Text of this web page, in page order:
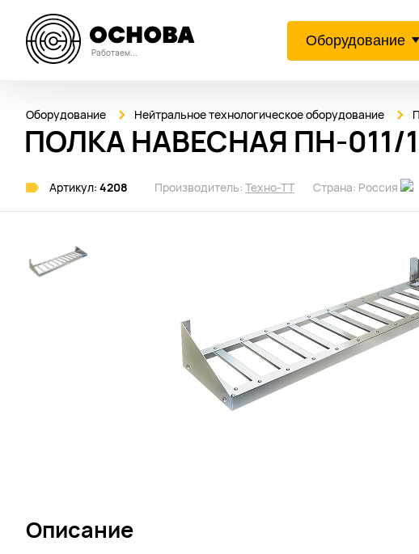
Работаем...
Оборудование
Оборудование Нейтральное технологическое оборудование
ПОЛКА НАВЕСНАЯ ПН-011/
Артикул: 4208 Производитель: Техно-ТТ Страна: Россия
Описание